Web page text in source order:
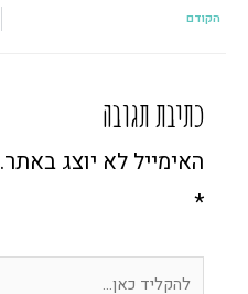
קודם
הקודם
כתיבת תגובה
האימייל לא יוצג באתר.
*
להקליד